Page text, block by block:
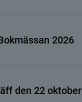
2026
den 22 oktober